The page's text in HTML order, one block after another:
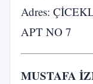
Adres:
APT NO 7
MUSTAFA